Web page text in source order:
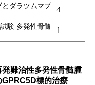
とダラツムマブ 4
験 多発性骨髄
1
発難治性多発性骨髄腫
GPRC5D標的治療